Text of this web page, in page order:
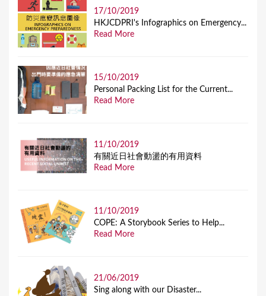
17/10/2019
HKJCDPRI's Infographics on Emergency...
Read More
15/10/2019
Personal Packing List for the Current...
Read More
11/10/2019
有關近日社會動盪的有用資料
Read More
11/10/2019
COPE: A Storybook Series to Help...
Read More
21/06/2019
Sing along with our Disaster...